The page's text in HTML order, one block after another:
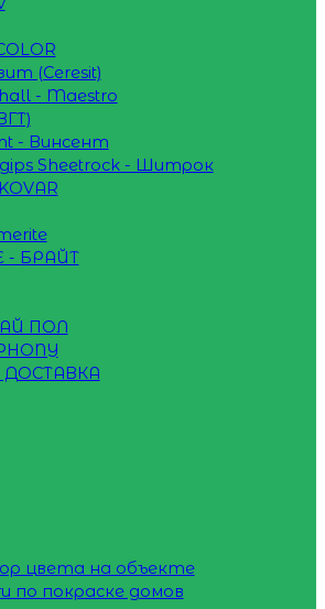
(Ceresit)
- Maestro
- Винсент
Sheetrock - Шитрок
- БРАЙТ
ПОЛ
цвета на объекте
по покраске домов